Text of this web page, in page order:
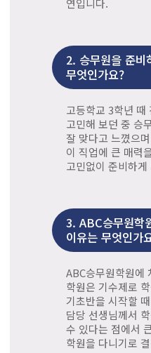
연입니다.
2. 승무원을 준
무엇인가요?
고등학교 3학년 때
고민해 보던 중 승
잘 맞다고 느꼈으며
이 직업에 큰 매력
고민없이 준비하
3. ABC승무원학
이유는 무엇인가
ABC승무원학원에
학원은 기수제로
기초반을 시작할
담당 선생님께서
수 있다는 점에서
학원을 다니기로